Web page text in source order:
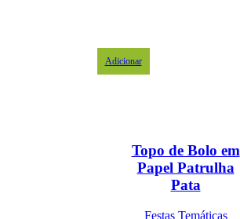
Adicionar
Topo de Bolo em
Papel Patrulha
Pata
Festas Temáticas